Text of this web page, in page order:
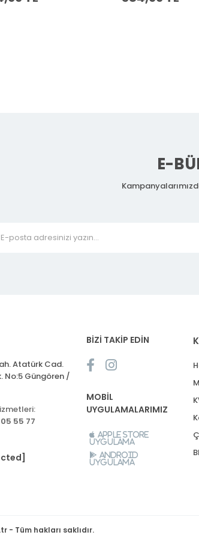
E-
Atatürk Cad.
No:5 Güngören /
55 77
BİZİ TAKİP EDİN
MOBİL
UYGULAMALARIMIZ
Apple Store
Uygulama
Android
Uygulama
- Tüm hakları saklıdır.